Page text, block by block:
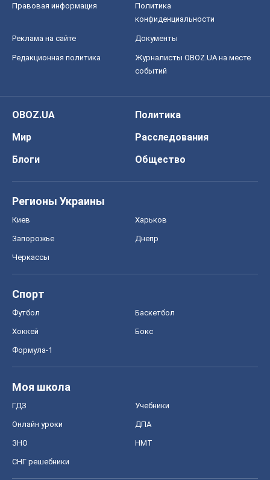
Правовая информация
Политика
конфиденциальности
Реклама на сайте Документы
Редакционная политика
Журналисты OBOZ.UA на месте
событий
OBOZ.UA
Политика
Мир
Расследования
Блоги
Общество
Регионы Украины
Киев Харьков
Запорожье Днепр
Черкассы
Спорт
Футбол Баскетбол
Хоккей Бокс
Формула-1
Моя школа
ГДЗ Учебники
Онлайн уроки ДПА
ЗНО НМТ
СНГ решебники